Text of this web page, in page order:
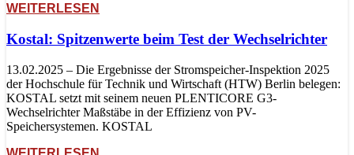
WEITERLESEN
Kostal: Spitzenwerte beim Test der Wechselrichter
13.02.2025 – Die Ergebnisse der Stromspeicher-Inspektion 2025
der Hochschule für Technik und Wirtschaft (HTW) Berlin belegen:
KOSTAL setzt mit seinem neuen PLENTICORE G3-
Wechselrichter Maßstäbe in der Effizienz von PV-
Speichersystemen. KOSTAL